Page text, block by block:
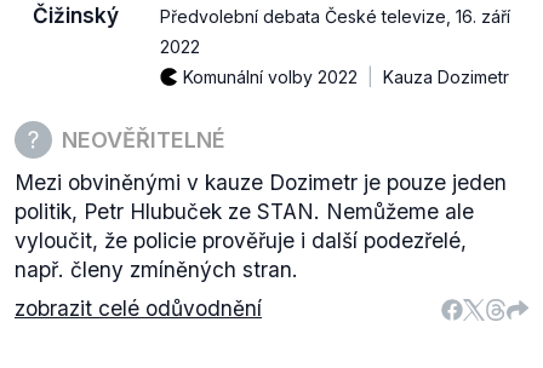
Čižinský
Předvolební debata České televize 16. září
2022
Komunální volby 2022
Kauza Dozimetr
NEOVĚŘITELNÉ
Mezi obviněnými v kauze Dozimetr je pouze jeden
politik, Petr Hlubuček ze STAN. Nemůžeme ale
vyloučit, že policie prověřuje i další podezřelé,
např. členy zmíněných stran.
zobrazit celé odůvodnění